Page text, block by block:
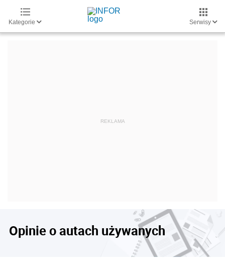
Kategorie Serwisy
Opinie o autach używanych